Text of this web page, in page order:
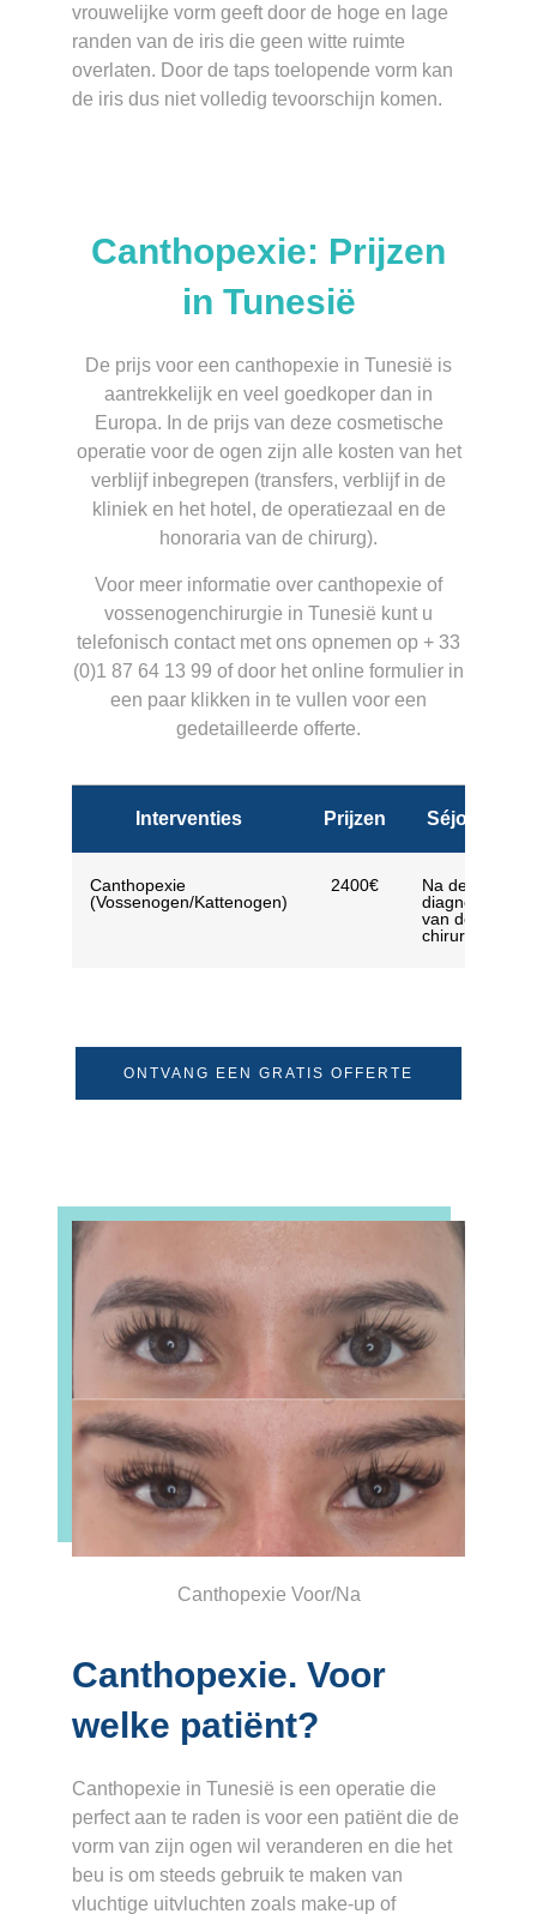
vrouwelijke vorm geeft door de hoge en lage
randen van de iris die geen witte ruimte
overlaten. Door de taps toelopende vorm kan
de iris dus niet volledig tevoorschijn komen.
Canthopexie: Prijzen
in Tunesië
De prijs voor een canthopexie in Tunesië is
aantrekkelijk en veel goedkoper dan in
Europa. In de prijs van deze cosmetische
operatie voor de ogen zijn alle kosten van het
verblijf inbegrepen (transfers, verblijf in de
kliniek en het hotel, de operatiezaal en de
honoraria van de chirurg).
Voor meer informatie over canthopexie of
vossenogenchirurgie in Tunesië kunt u
telefonisch contact met ons opnemen op + 33
(0)1 87 64 13 99 of door het online formulier in
een paar klikken in te vullen voor een
gedetailleerde offerte.
Interventies Prijzen Séjour
Canthopexie
(Vossenogen/Kattenogen)
2400€
Na de
diagnose
van de
chirurg
ONTVANG EEN GRATIS OFFERTE
Canthopexie Voor/Na
Canthopexie. Voor
welke patiënt?
Canthopexie in Tunesië is een operatie die
perfect aan te raden is voor een patiënt die de
vorm van zijn ogen wil veranderen en die het
beu is om steeds gebruik te maken van
vluchtige uitvluchten zoals make-up of